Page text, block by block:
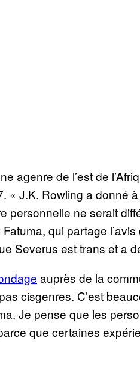
agenre de l’est de
« J.K. Rowling a donné
personnelle ne serait
qui partage
Severus est trans et a
auprès de la
cisgenres. C’est
Je pense que les
que certaines